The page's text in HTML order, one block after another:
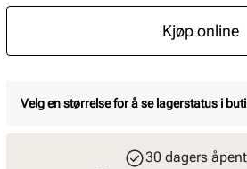
Kjøp online
Velg en størrelse for å se lagerstatus i
30 dagers